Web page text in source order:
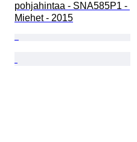
pohjahintaa - SNA585P1 -
Miehet - 2015